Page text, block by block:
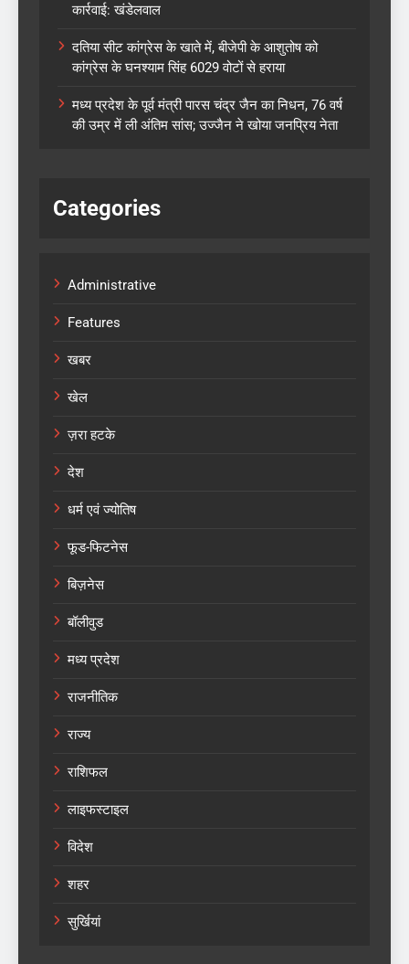
कार्रवाई: खंडेलवाल
दतिया सीट कांग्रेस के खाते में, बीजेपी के आशुतोष को
कांग्रेस के घनश्याम सिंह 6029 वोटों से हराया
मध्य प्रदेश के पूर्व मंत्री पारस चंद्र जैन का निधन, 76 वर्ष
की उम्र में ली अंतिम सांस; उज्जैन ने खोया जनप्रिय नेता
Categories
Administrative
Features
खबर
खेल
ज़रा हटके
देश
धर्म एवं ज्योतिष
फूड-फिटनेस
बिज़नेस
बॉलीवुड
मध्य प्रदेश
राजनीतिक
राज्य
राशिफल
लाइफस्टाइल
विदेश
शहर
सुर्खियां